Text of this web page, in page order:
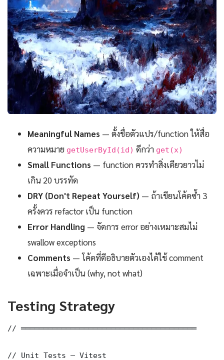
Meaningful Names — ตั้งชื่อตัวแปร/function ให้สื่อ
ความหมาย getUserById(id) ดีกว่า get(x)
Small Functions — function ควรทำสิ่งเดียวยาวไม่
เกิน 20 บรรทัด
DRY (Don't Repeat Yourself) — ถ้าเขียนโค้ดซ้ำ 3
ครั้งควร refactor เป็น function
Error Handling — จัดการ error อย่างเหมาะสมไม่
swallow exceptions
Comments — โค้ดที่ดีอธิบายตัวเองได้ใช้ comment
เฉพาะเมื่อจำเป็น (why, not what)
Testing Strategy
// ═══════════════════════════════════════
// Unit Tests — Vitest